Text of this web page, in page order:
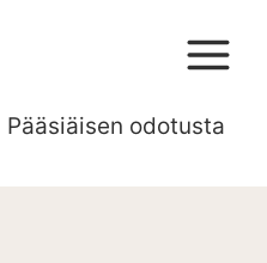
Pääsiäisen odotusta